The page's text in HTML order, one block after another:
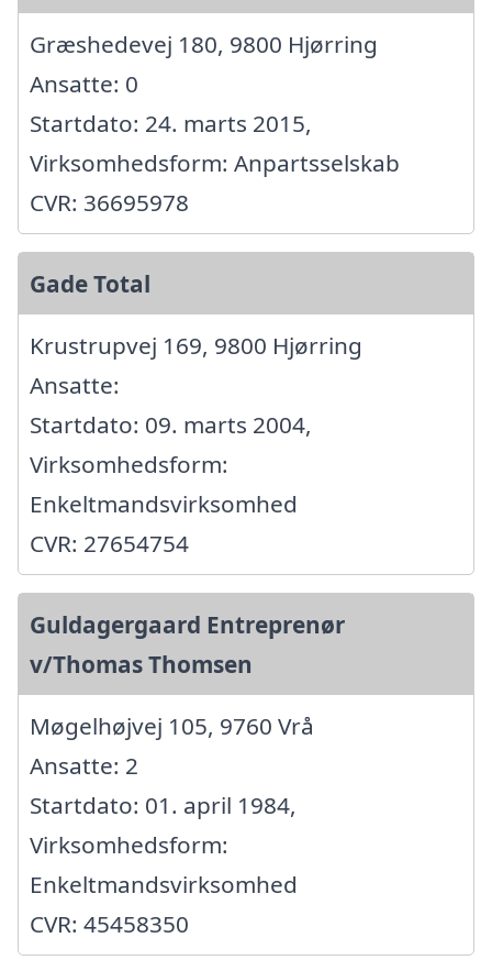
Græshedevej 180, 9800 Hjørring
Ansatte: 0
Startdato: 24. marts 2015,
Virksomhedsform: Anpartsselskab
CVR: 36695978
Gade Total
Krustrupvej 169, 9800 Hjørring
Ansatte:
Startdato: 09. marts 2004,
Virksomhedsform:
Enkeltmandsvirksomhed
CVR: 27654754
Guldagergaard Entreprenør
v/Thomas Thomsen
Møgelhøjvej 105, 9760 Vrå
Ansatte: 2
Startdato: 01. april 1984,
Virksomhedsform:
Enkeltmandsvirksomhed
CVR: 45458350